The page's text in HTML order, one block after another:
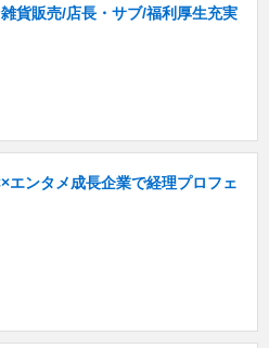
貨販売/店長・サブ/福利厚生充実
エンタメ成長企業で経理プロフェ